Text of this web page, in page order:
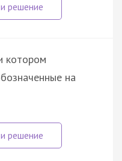
котором
на